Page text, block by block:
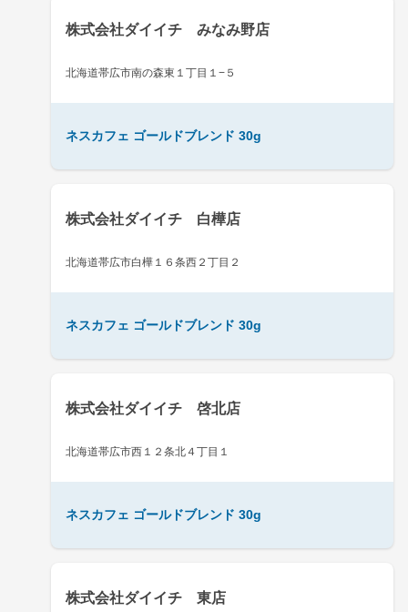
株式会社ダイイチ みなみ野店
北海道帯広市南の森東１丁目１−５
ネスカフェ ゴールドブレンド 30g
株式会社ダイイチ 白樺店
北海道帯広市白樺１６条西２丁目２
ネスカフェ ゴールドブレンド 30g
株式会社ダイイチ 啓北店
北海道帯広市西１２条北４丁目１
ネスカフェ ゴールドブレンド 30g
株式会社ダイイチ 東店